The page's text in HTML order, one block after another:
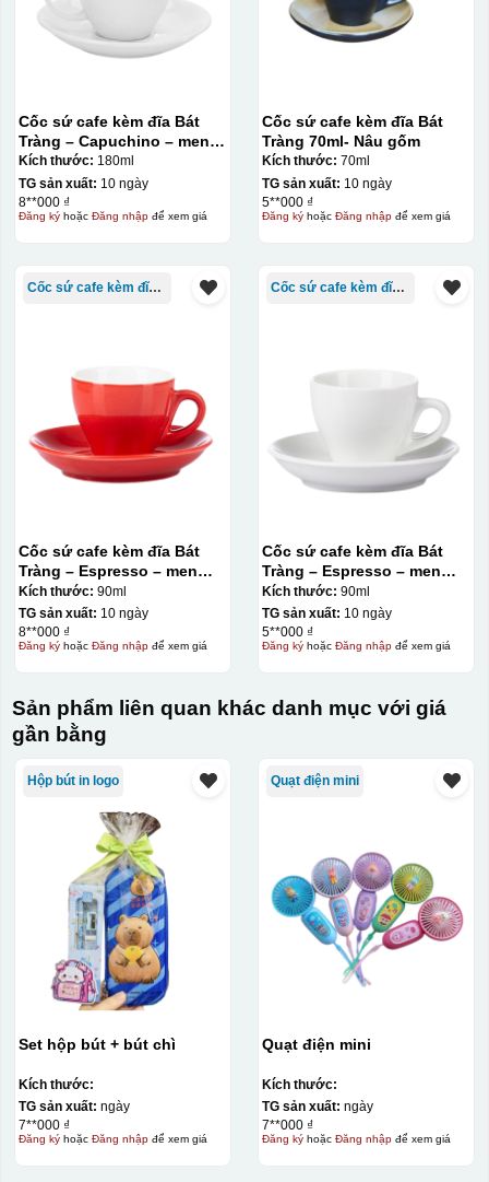
Decal được in xong, sẽ có 1 nền vàng phía dưới
lên gốm sứ
Bước 2: Dán decal lên gốm sứĐể dán decal lên gốm
sứ, thợ sẽ cắt thủ công các miếng logo ra, sau đó thấp
nước và trượt nhẹ lên gốm sứ để tem decal dính tạm lên
cho vị trí logo cân đối phù hợp, sau đó dùng miếng nhựa
gạt hết nước phía dưới ra
Cốc sứ cafe kèm đĩa Bát
Tràng – Capuchino – men
trắng – 180ml
Kích thước: 180ml
TG sản xuất: 10 ngày
8**000 ₫
Đăng kýhoặc Đăng nhậpđể xem giá
Cốc sứ cafe kèm đĩa Bát
Tràng 70ml- Nâu gốm
Kích thước: 70ml
TG sản xuất: 10 ngày
5**000 ₫
Đăng kýhoặc Đăng nhậpđể xem giá
Cốc sứ cafe kèm đĩa Bát Tràng
Cốc sứ cafe kèm đĩa Bát
Tràng – Espresso – men
màu – 70ml
Kích thước: 90ml
TG sản xuất: 10 ngày
8**000 ₫
Đăng kýhoặc Đăng nhậpđể xem giá
Cốc sứ cafe kèm đĩa Bát Tràng
Cốc sứ cafe kèm đĩa Bát
Tràng – Espresso – men
trắng – 90ml
Kích thước: 90ml
TG sản xuất: 10 ngày
5**000 ₫
Đăng kýhoặc Đăng nhậpđể xem giá
Sản phẩm liên quan khác danh mục với giá
gần bằng
Hộp bút in logo
Set hộp bút + bút chì
Kích thước:
TG sản xuất: ngày
7**000 ₫
Đăng kýhoặc Đăng nhậpđể xem giá
Quạt điện mini
Quạt điện mini
Kích thước:
TG sản xuất: ngày
7**000 ₫
Đăng kýhoặc Đăng nhậpđể xem giá